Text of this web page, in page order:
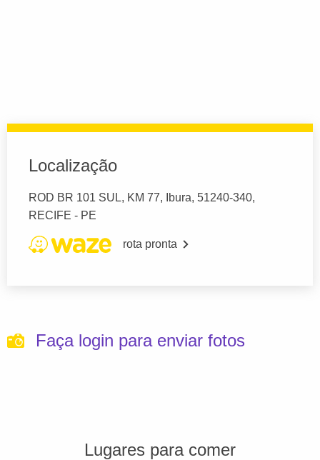
Localização
ROD BR 101 SUL, KM 77, Ibura, 51240-340,
RECIFE - PE
rota pronta
Faça login para enviar fotos
Lugares para comer